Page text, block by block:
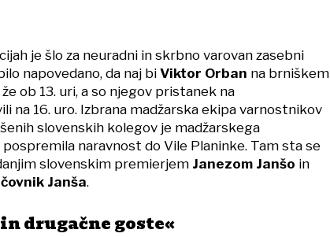
je šlo za neuradni in skrbno varovan zasebni
napovedano, da naj biViktor Orban na brniškem
ob 13. uri, a so njegov pristanek na
na 16. uro. Izbrana madžarska ekipa varnostnikov
slovenskih kolegov je madžarskega
naravnost do Vile Planinke. Tam sta se
slovenskim premierjem Janezom Janšo in
Janša.
drugačne goste«